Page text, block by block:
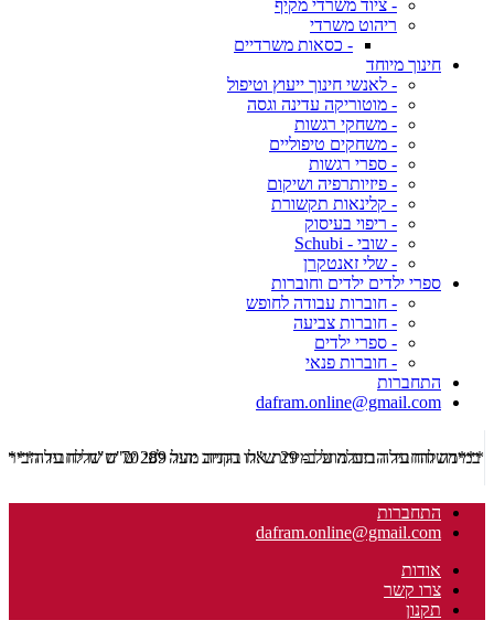
- ציוד משרדי מקיף
ריהוט משרדי
- כסאות משרדיים
חינוך מיוחד
- לאנשי חינוך ייעוץ וטיפול
- מוטוריקה עדינה וגסה
- משחקי רגשות
- משחקים טיפוליים
- ספרי רגשות
- פיזיותרפיה ושיקום
- קלינאות תקשורת
- ריפוי בעיסוק
- שובי - Schubi
- שלי זאנטקרן
ספרי ילדים ילדים וחוברות
- חוברות עבודה לחופש
- חוברות צביעה
- ספרי ילדים
- חוברות פנאי
התחברות
dafram.online@gmail.com
***משלוח עד הבית מוזל ב- 29 ש"ח בקניה מעל 289 ש"ח שליח עד הבית ***
התחברות
dafram.online@gmail.com
אודות
צרו קשר
תקנון